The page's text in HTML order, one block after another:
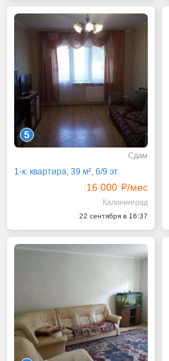
5
Сдам
1-к. квартира, 39 м², 6/9 эт.
16 000 /мес
Калининград
22 сентября в 16:37